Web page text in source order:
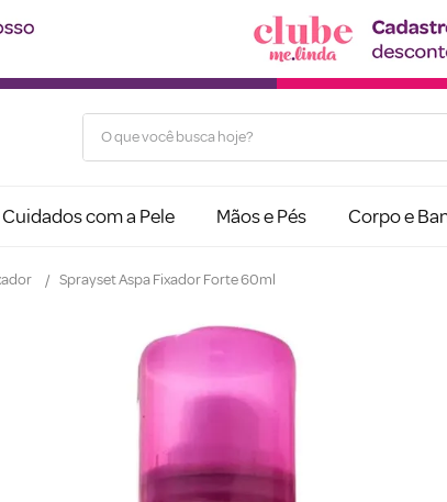
O que você busca hoje?
Cuidados com a Pele Mãos e Pés Corpo e
Sprayset Aspa Fixador Forte 60ml